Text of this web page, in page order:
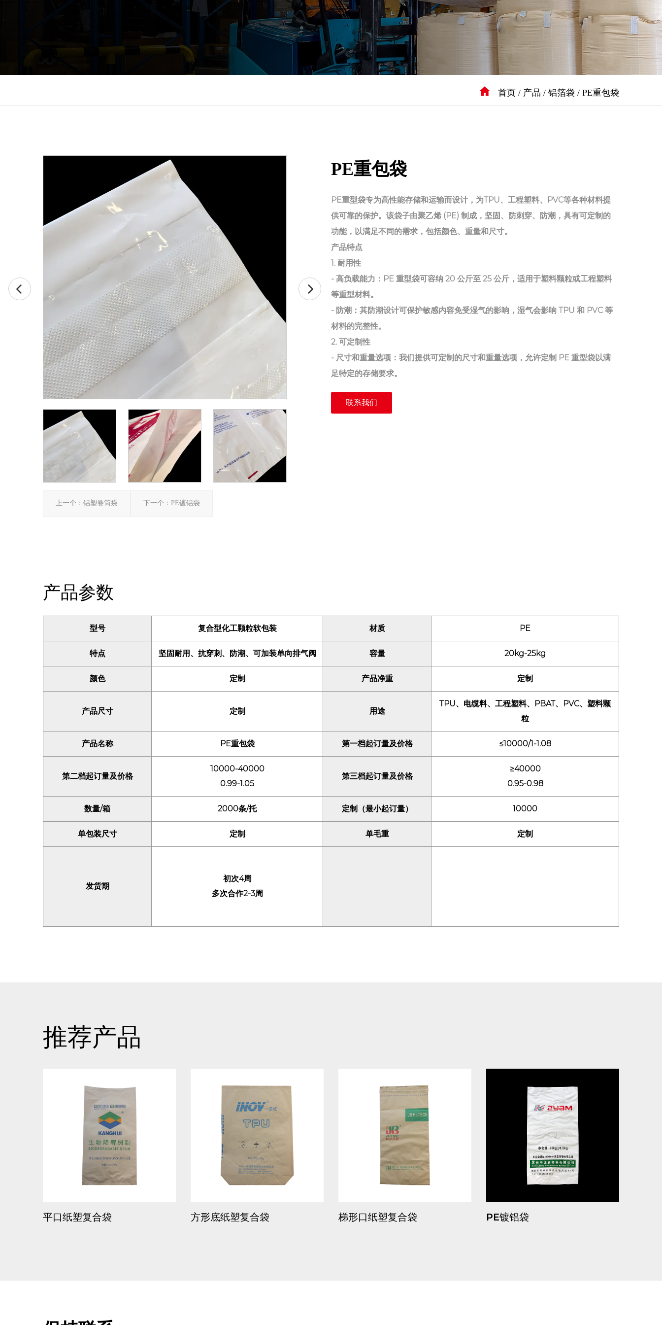
首页 / 产品 / 铝箔袋 / PE重包袋
PE重包袋
PE重型袋专为高性能存储和运输而设计，为TPU、工程塑料、PVC等各种材料提
供可靠的保护。该袋子由聚乙烯 (PE) 制成，坚固、防刺穿、防潮，具有可定制的
功能，以满足不同的需求，包括颜色、重量和尺寸。
产品特点
1. 耐用性
- 高负载能力：PE 重型袋可容纳 20 公斤至 25 公斤，适用于塑料颗粒或工程塑料
等重型材料。
- 防潮：其防潮设计可保护敏感内容免受湿气的影响，湿气会影响 TPU 和 PVC 等
材料的完整性。
2. 可定制性
- 尺寸和重量选项：我们提供可定制的尺寸和重量选项，允许定制 PE 重型袋以满
足特定的存储要求。
率。
- 轻便高效：尽管 PE 重型袋强度高，但重量轻，可降低运输成本，同时保持对内
容物的保护。
3. 可持续性
- 可回收：该袋子由可回收材料制成，使其成为寻求减少环境足迹的公司的可持续
选择。
- 针对运输进行优化：袋子具有防刺穿和防潮功能，可减少材料损失或损坏，确保
- PE 重型袋非常适合存放 TPU、工程塑料、PVC 和塑料颗粒。其防潮和防刺穿设
计确保这些材料在储存和运输过程中受到保护。
2. 电缆材料包装
- PE 重型袋适用于电缆绝缘材料和导电聚合物，可保护内容物免受潮湿和损坏，在
搬运过程中保持其质量。对于处理敏感导电聚合物的公司来说，袋子的防潮特性有
助于在储存和运输过程中保持材料的稳定性和质量。
- PE 重型袋可为工程塑料、颗粒和湿气敏感材料提供安全存储，并提供刺穿和防潮
联系我们
上一个：铝塑卷筒袋 下一个：PE镀铝袋
产品参数
型号 复合型化工颗粒软包装 材质 PE
特点 坚固耐用、抗穿刺、防潮、可加装单向排气阀 容量 20kg-25kg
颜色 定制 产品净重 定制
产品尺寸 定制 用途
TPU、电缆料、工程塑料、PBAT、PVC、塑料颗
粒
产品名称 PE重包袋 第一档起订量及价格 ≤10000/1-1.08
第二档起订量及价格
10000-40000
0.99-1.05
第三档起订量及价格
≥40000
0.95-0.98
数量/箱 2000条/托 定制（最小起订量） 10000
单包装尺寸 定制 单毛重 定制
发货期
初次4周
多次合作2-3周
推荐产品
平口纸塑复合袋 方形底纸塑复合袋 梯形口纸塑复合袋 PE镀铝袋